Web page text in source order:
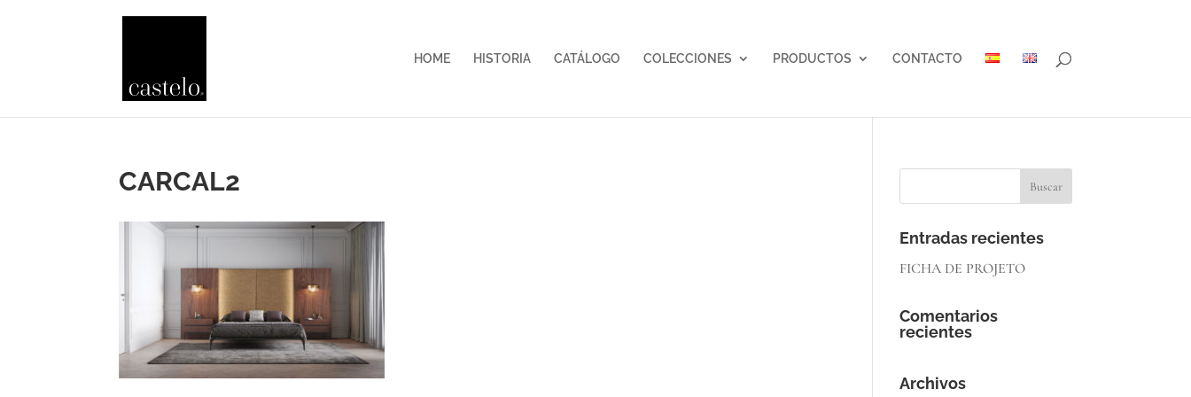
HOME HISTORIA CATÁLOGO COLECCIONES PRODUCTOS CONTACTO
CARCAL2
Entradas recientes
FICHA DE PROJETO
Comentarios
recientes
Archivos